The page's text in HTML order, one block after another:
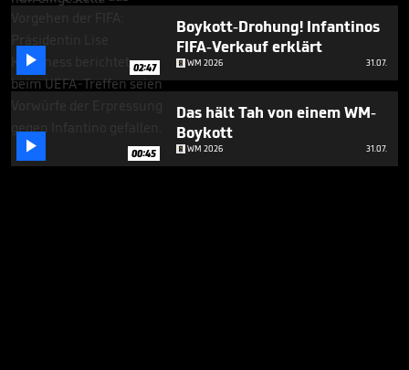
 02:47
Boykott-Drohung! Infantinos
FIFA-Verkauf erklärt
WM 2026 31.07.
 00:45
Das hält Tah von einem WM-
Boykott
WM 2026 31.07.